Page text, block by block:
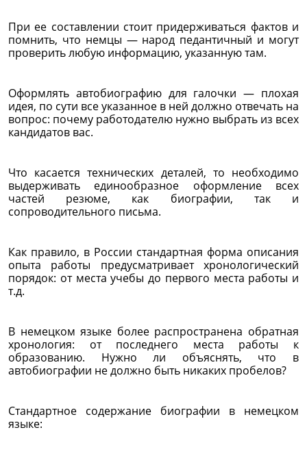
При ее составлении стоит придерживаться фактов и
помнить, что немцы — народ педантичный и могут
проверить любую информацию, указанную там.
Оформлять автобиографию для галочки — плохая
идея, по сути все указанное в ней должно отвечать на
вопрос: почему работодателю нужно выбрать из всех
кандидатов вас.
Что касается технических деталей, то необходимо
выдерживать единообразное оформление всех
частей резюме, как биографии, так и
сопроводительного письма.
Как правило, в России стандартная форма описания
опыта работы предусматривает хронологический
порядок: от места учебы до первого места работы и
т.д.
В немецком языке более распространена обратная
хронология: от последнего места работы к
образованию. Нужно ли объяснять, что в
автобиографии не должно быть никаких пробелов?
Стандартное содержание биографии в немецком
языке: